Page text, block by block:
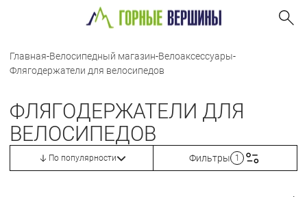
Главная-Велосипедный магазин-Велоаксессуары-
Флягодержатели для велосипедов
ФЛЯГОДЕРЖАТЕЛИ ДЛЯ
ВЕЛОСИПЕДОВ
По популярности Фильтры 1